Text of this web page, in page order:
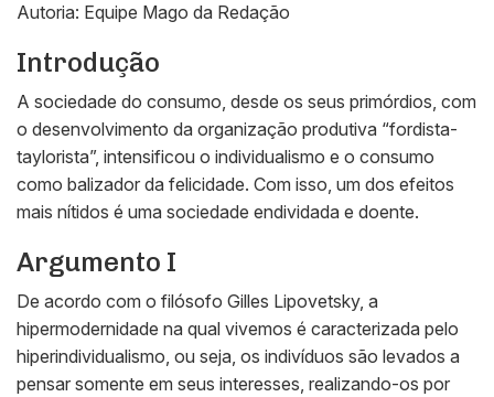
Autoria: Equipe Mago da Redação
Introdução
A sociedade do consumo, desde os seus primórdios, com
o desenvolvimento da organização produtiva “fordista-
taylorista”, intensificou o individualismo e o consumo
como balizador da felicidade. Com isso, um dos efeitos
mais nítidos é uma sociedade endividada e doente.
Argumento I
De acordo com o filósofo Gilles Lipovetsky, a
hipermodernidade na qual vivemos é caracterizada pelo
hiperindividualismo, ou seja, os indivíduos são levados a
pensar somente em seus interesses, realizando-os por